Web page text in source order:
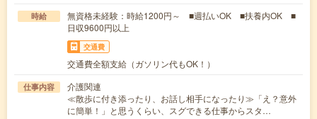
時給
無資格未経験：時給1200円～ ■週払いOK ■扶養内OK ■
日収9600円以上
交通費
交通費全額支給（ガソリン代もOK！）
仕事内容
介護関連
≪散歩に付き添ったり、お話し相手になったり≫「え？意外
に簡単！」と思うくらい、スグできる仕事からスタ…